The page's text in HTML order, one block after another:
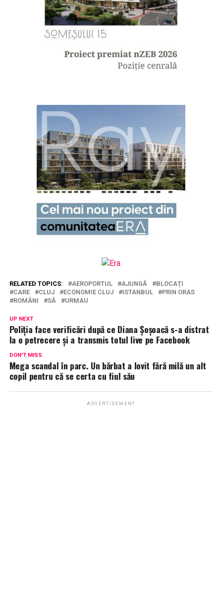
RELATED TOPICS: AEROPORTUL AJUNGĂ
BLOCAȚI
CARE
CLUJ ECONOMIE CLUJ ISTANBUL
PRIN ORAS
ROMÂNI
SĂ URMAU
UP NEXT
Poliția face verificări după ce Diana Șoșoacă s-a distrat
la o petrecere și a transmis totul live pe Facebook
DON'T MISS
Mega scandal în parc. Un bărbat a lovit fără milă un alt
copil pentru că se certa cu fiul său
ADVERTISEMENT